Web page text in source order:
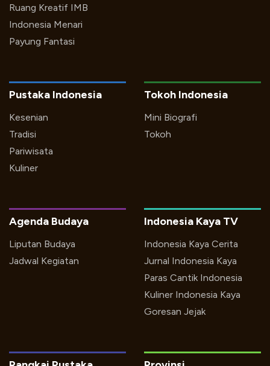
Ruang Kreatif IMB
Indonesia Menari
Payung Fantasi
Pustaka Indonesia
Kesenian
Tradisi
Pariwisata
Kuliner
Tokoh Indonesia
Mini Biografi
Tokoh
Indonesia Kaya TV
Indonesia Kaya Cerita
Jurnal Indonesia Kaya
Paras Cantik Indonesia
Kuliner Indonesia Kaya
Goresan Jejak
Agenda Budaya
Liputan Budaya
Jadwal Kegiatan